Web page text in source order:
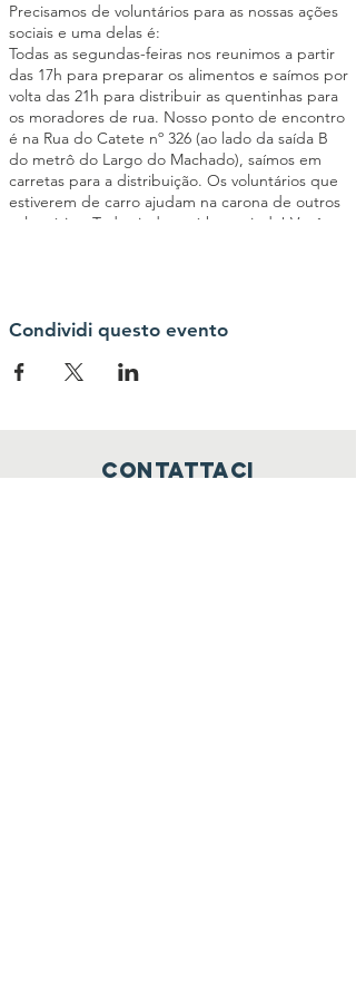
Precisamos de voluntários para as nossas ações
sociais e uma delas é:
Todas as segundas-feiras nos reunimos a partir
das 17h para preparar os alimentos e saímos por
volta das 21h para distribuir as quentinhas para
os moradores de rua. Nosso ponto de encontro
é na Rua do Catete nº 326 (ao lado da saída B
do metrô do Largo do Machado), saímos em
carretas para a distribuição. Os voluntários que
estiverem de carro ajudam na carona de outros
voluntários. Toda ajuda será bem-vinda! Você
elo da nossa Corrente pelo Bem!
Condividi questo evento
Contattaci